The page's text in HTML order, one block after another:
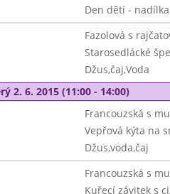
Den dětí - nadílka
Fazolová s
Starosedlácké
Džus,čaj,Voda
2. 6. 2015 (11:00 - 14:00)
Francouzská s
Vepřová kýta na
Džus,voda,čaj
Francouzská s
Kuřecí závitek s